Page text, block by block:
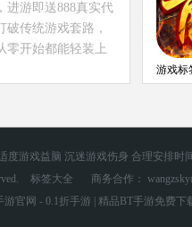
进游即送888真实代
破传统游戏套路，
零开始都能轻装上
游戏标
游戏益脑 沉迷游戏伤身 合理安排时
标签大全
商务合作：
游官网 - 0.1折手游 | 精品BT手游免费下